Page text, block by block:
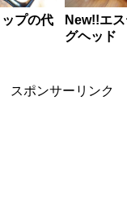
プの代
New!!エ
グヘッド
スポンサーリンク